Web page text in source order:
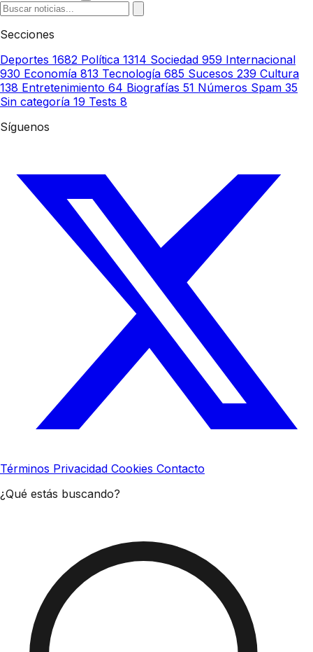
Secciones
Deportes 1682 Política 1314 Sociedad 959 Internacional
930 Economía 813 Tecnología 685 Sucesos 239 Cultura
138 Entretenimiento 64 Biografías 51 Números Spam 35
Sin categoría 19 Tests 8
Síguenos
Términos Privacidad Cookies Contacto
¿Qué estás buscando?